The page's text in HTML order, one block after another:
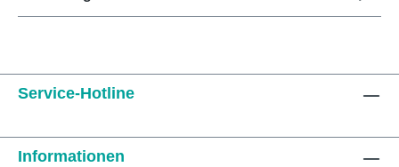
Service-Hotline
Informationen